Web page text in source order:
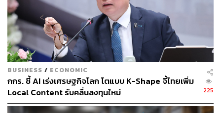
พนักงานในทุกๆ วัน โดยปัจจุบัน KBTG บรรลุเป้าหมาย 100%
ด้าน AI Literacy สร้างความตระหนักรู้เกี่ยวกับ AI ให้พนักงาน
ทุกคน มีการสร้างชมรม Machine Learning, AI, Data
Analytics (M.A.D. Guild) และกลุ่มผลักดันการใช้งาน AI
อย่างแพร่หลาย (KBTG Democratization of AI: K-DAI
Council) เพื่อมุ่งทำ Human Transformation พัฒนาบุคลากร
ให้สามารถดึงศักยภาพสูงสุดของตัวเอง โดย AI จะเป็นเครื่อง
มือสำคัญที่ช่วยปลดล็อกและนำพาไปสู่เป้าหมายที่วางไว้
BUSINESS / ECONOMIC
กกร. ชี้ AI เร่งเศรษฐกิจโลก โตแบบ K-Shape จี้ไทยเพิ่ม
Local Content รับคลื่นลงทุนใหม่
225